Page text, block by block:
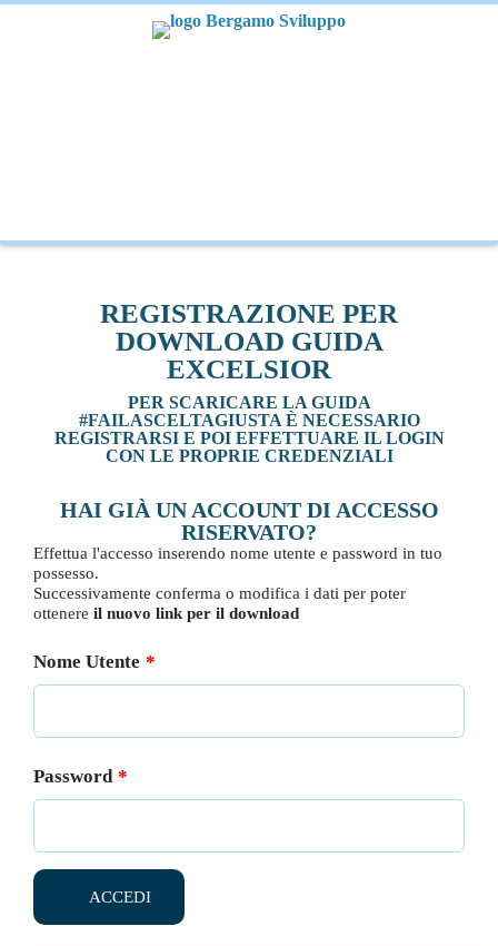
REGISTRAZIONE PER
DOWNLOAD GUIDA
EXCELSIOR
PER SCARICARE LA GUIDA
#FAILASCELTAGIUSTA È NECESSARIO
REGISTRARSI E POI EFFETTUARE IL LOGIN
CON LE PROPRIE CREDENZIALI
HAI GIÀ UN ACCOUNT DI ACCESSO
RISERVATO?
Effettua l'accesso inserendo nome utente e password in tuo
possesso.
Successivamente conferma o modifica i dati per poter
ottenere il nuovo link per il download
Nome Utente *
Password *